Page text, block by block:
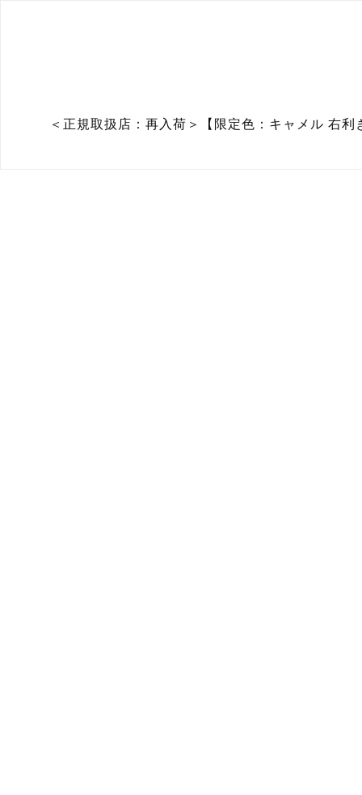
＜正規取扱店：再入荷＞【限定色：キャメル 右